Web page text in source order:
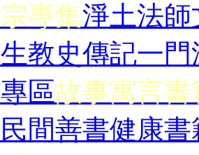
專集淨土法師
教史傳記一門
區故事寓言書
民間善書健康書